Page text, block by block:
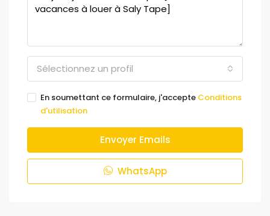
Sélectionnez un profil
En soumettant ce formulaire, j'accepte Conditions
d'utilisation
Envoyer Emails
WhatsApp